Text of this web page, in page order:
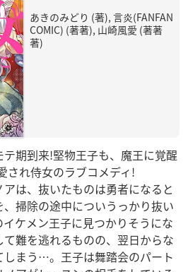
あきのみどり (著), 言炎(FANFAN
COMIC) (著著), 山崎風愛 (著著
著)
期到来!堅物王子も、魔王に覚醒
され侍女のラブコメディ!
は、抜いたものは勇者になると
掃除の途中についうっかり抜い
ケメン王子に見つかりそうにな
難を逃れるものの、翌日からな
まう…。王子は舞踏会のパート